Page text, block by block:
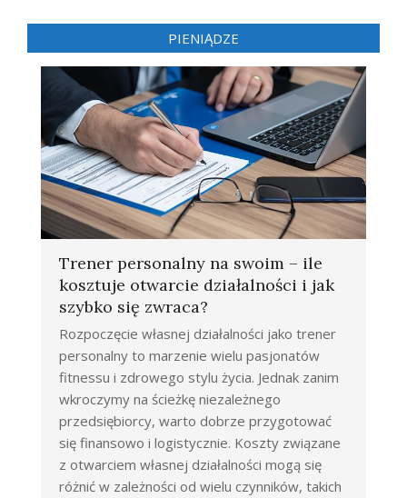
PIENIĄDZE
Trener personalny na swoim – ile
kosztuje otwarcie działalności i jak
szybko się zwraca?
Rozpoczęcie własnej działalności jako trener
personalny to marzenie wielu pasjonatów
fitnessu i zdrowego stylu życia. Jednak zanim
wkroczymy na ścieżkę niezależnego
przedsiębiorcy, warto dobrze przygotować
się finansowo i logistycznie. Koszty związane
z otwarciem własnej działalności mogą się
różnić w zależności od wielu czynników, takich